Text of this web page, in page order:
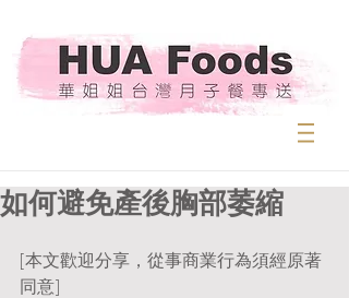
如何避免產後胸部萎縮
[本文歡迎分享，從事商業行為須經原著
同意]